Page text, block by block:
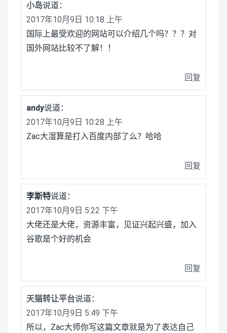
小岛说道：
2017年10月9日 10:18 上午
国际上最受欢迎的网站可以介绍几个吗？？？对
国外网站比较不了解！！
回复
andy说道：
2017年10月9日 10:28 上午
Zac大湿算是打入百度内部了么？哈哈
回复
李斯特说道：
2017年10月9日 5:22 下午
大佬还是大佬，资源丰富，见证兴起兴盛，加入
谷歌是个好的机会
回复
天猫转让平台说道：
2017年10月9日 5:49 下午
所以，Zac大师你写这篇文章就是为了表达自己